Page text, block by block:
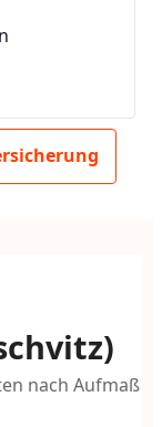
nach Aufmaß